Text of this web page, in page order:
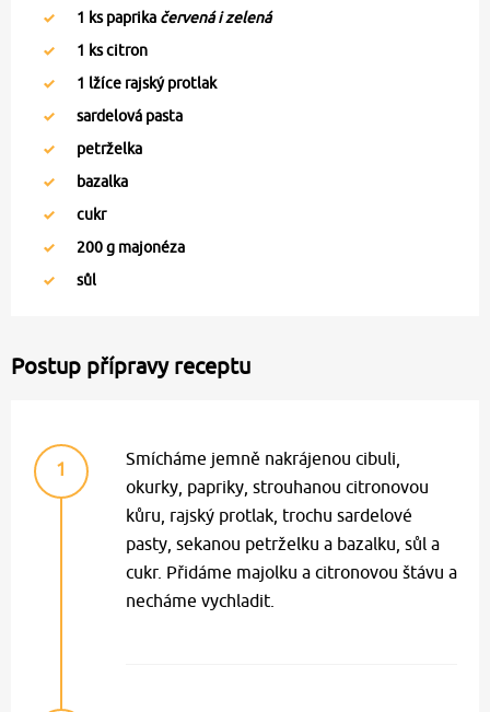
1 ks paprika červená i zelená
1 ks citron
1 lžíce rajský protlak
sardelová pasta
petrželka
bazalka
cukr
200g majonéza
sůl
Postup přípravy receptu
1
Smícháme jemně nakrájenou cibuli,
okurky, papriky, strouhanou citronovou
kůru, rajský protlak, trochu sardelové
pasty, sekanou petrželku a bazalku, sůl a
cukr. Přidáme majolku a citronovou štávu a
necháme vychladit.